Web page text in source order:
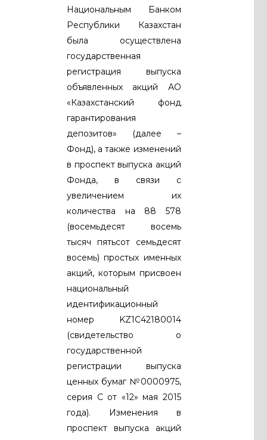
Национальным Банком
Республики Казахстан
была осуществлена
государственная
регистрация выпуска
объявленных акций АО
«Казахстанский фонд
гарантирования
депозитов» (далее –
Фонд), а также изменений
в проспект выпуска акций
Фонда, в связи с
увеличением их
количества на 88 578
(восемьдесят восемь
тысяч пятьсот семьдесят
восемь) простых именных
акций, которым присвоен
национальный
идентификационный
номер KZ1C42180014
(свидетельство о
государственной
регистрации выпуска
ценных бумаг №0000975,
серия С от «12» мая 2015
года). Изменения в
проспект выпуска акций